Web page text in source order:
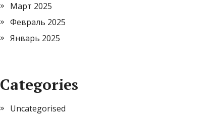
Март 2025
Февраль 2025
Январь 2025
Categories
Uncategorised